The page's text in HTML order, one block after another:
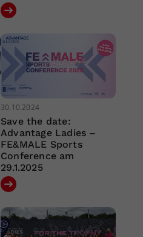
30.10.2024
Save the date:
Advantage Ladies –
FE&MALE Sports
Conference am
29.1.2025